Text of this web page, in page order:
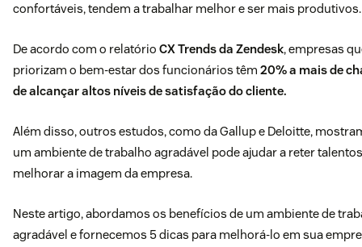
confortáveis, tendem a trabalhar melhor e ser mais produtivos.
De acordo com o relatório CX Trends da Zendesk, empresas
priorizam o bem-estar dos funcionários têm 20% a mais de
de alcançar altos níveis de satisfação do cliente.
Além disso, outros estudos, como da Gallup e Deloitte,
um ambiente de trabalho agradável pode ajudar a reter
melhorar a imagem da empresa.
Neste artigo, abordamos os benefícios de um ambiente de
agradável e fornecemos 5 dicas para melhorá-lo em sua